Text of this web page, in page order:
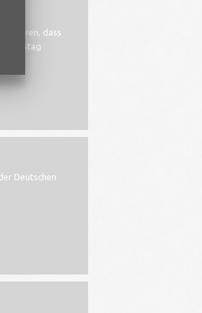
erfahren, dass
Deutschen